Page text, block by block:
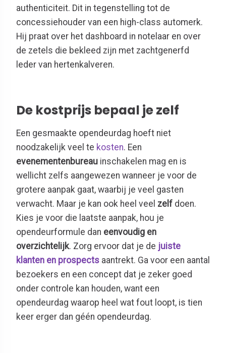
authenticiteit. Dit in tegenstelling tot de
concessiehouder van een high-class automerk.
Hij praat over het dashboard in notelaar en over
de zetels die bekleed zijn met zachtgenerfd
leder van hertenkalveren.
De kostprijs bepaal je zelf
Een gesmaakte opendeurdag hoeft niet
noodzakelijk veel te kosten. Een
evenementenbureau inschakelen mag en is
wellicht zelfs aangewezen wanneer je voor de
grotere aanpak gaat, waarbij je veel gasten
verwacht. Maar je kan ook heel veel zelf doen.
Kies je voor die laatste aanpak, hou je
opendeurformule dan eenvoudig en
overzichtelijk. Zorg ervoor dat je de juiste
klanten en prospects aantrekt. Ga voor een aantal
bezoekers en een concept dat je zeker goed
onder controle kan houden, want een
opendeurdag waarop heel wat fout loopt, is tien
keer erger dan géén opendeurdag.